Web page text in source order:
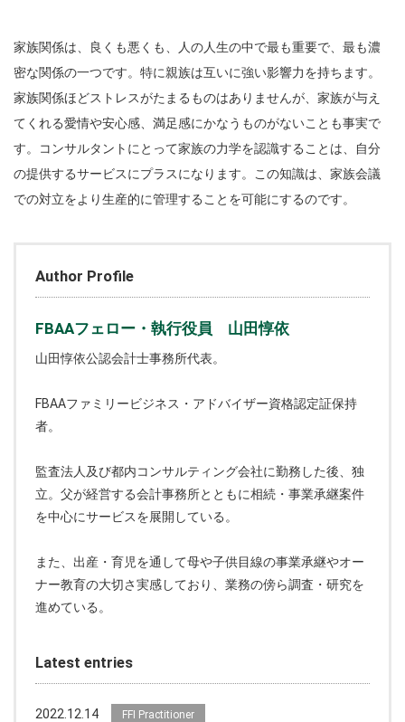
家族関係は、良くも悪くも、人の人生の中で最も重要で、最も濃
密な関係の一つです。特に親族は互いに強い影響力を持ちます。
家族関係ほどストレスがたまるものはありませんが、家族が与え
てくれる愛情や安心感、満足感にかなうものがないことも事実で
す。コンサルタントにとって家族の力学を認識することは、自分
の提供するサービスにプラスになります。この知識は、家族会議
での対立をより生産的に管理することを可能にするのです。
Author Profile
FBAAフェロー・執行役員 山田惇依
山田惇依公認会計士事務所代表。
FBAAファミリービジネス・アドバイザー資格認定証保持
者。
監査法人及び都内コンサルティング会社に勤務した後、独
立。父が経営する会計事務所とともに相続・事業承継案件
を中心にサービスを展開している。
また、出産・育児を通して母や子供目線の事業承継やオー
ナー教育の大切さ実感しており、業務の傍ら調査・研究を
進めている。
Latest entries
2022.12.14 FFI Practitioner